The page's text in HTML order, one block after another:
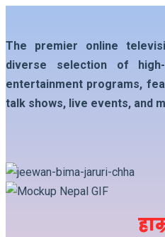
The premier online
diverse selection of
entertainment programs,
talk shows, live events, and